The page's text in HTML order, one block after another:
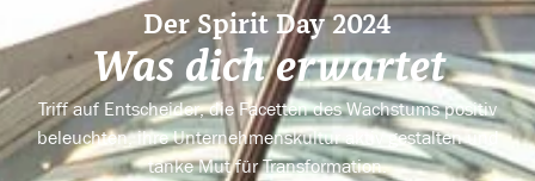
Der Spirit Day 2024
Was dich erwartet
Triff auf Entscheider, die Facetten des Wachstums positiv
beleuchten, ihre Unternehmenskultur aktiv gestalten und
tanke Mut für Transformation.